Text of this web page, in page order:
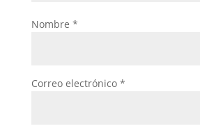
Nombre *
Correo electrónico *